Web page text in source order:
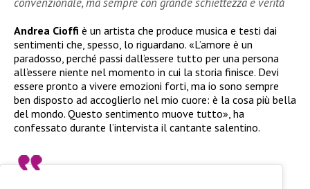
Andrea Cioffi è un artista che produce musica e testi dai
sentimenti che, spesso, lo riguardano. «L’amore è un
paradosso, perché passi dall’essere tutto per una persona
all’essere niente nel momento in cui la storia finisce. Devi
essere pronto a vivere emozioni forti, ma io sono sempre
ben disposto ad accoglierlo nel mio cuore: è la cosa più bella
del mondo. Questo sentimento muove tutto», ha
confessato durante l’intervista il cantante salentino.